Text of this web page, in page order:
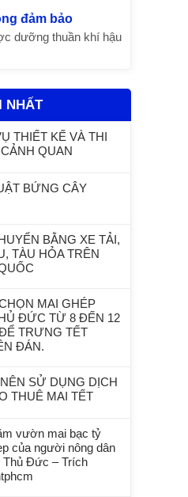
đảm bảo
dưỡng thuần khí hậu
NHẤT
THIẾT KẾ VÀ THI
QUAN
BỨNG CÂY
BẰNG XE TẢI,
TÀU HỎA TRÊN
MAI GHÉP
ĐỨC TỪ 8 ĐẾN 12
TRƯNG TẾT
ĐÁN.
SỬ DỤNG DỊCH
THUÊ MAI TẾT
vườn mai bạc tỷ
của người nông dân
Thủ Đức – Trích